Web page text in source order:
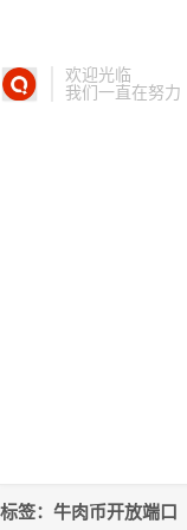
欢迎光临
我们一直在努力
标签：牛肉币开放端口